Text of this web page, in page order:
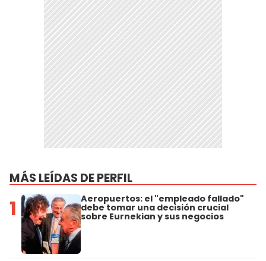
MÁS LEÍDAS DE PERFIL
1 Aeropuertos: el "empleado fallado"
debe tomar una decisión crucial
sobre Eurnekian y sus negocios